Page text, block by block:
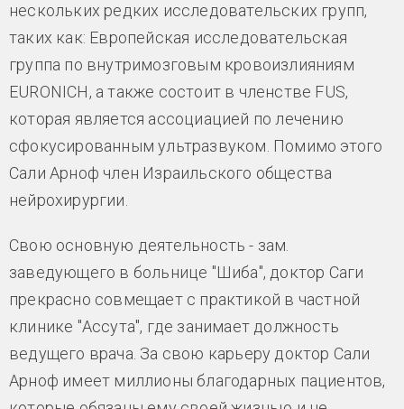
нескольких редких исследовательских групп,
таких как: Европейская исследовательская
группа по внутримозговым кровоизлияниям
EURONICH, а также состоит в членстве FUS,
которая является ассоциацией по лечению
сфокусированным ультразвуком. Помимо этого
Сали Арноф член Израильского общества
нейрохирургии.
Свою основную деятельность - зам.
заведующего в больнице "Шиба", доктор Саги
прекрасно совмещает с практикой в частной
клинике "Ассута", где занимает должность
ведущего врача. За свою карьеру доктор Сали
Арноф имеет миллионы благодарных пациентов,